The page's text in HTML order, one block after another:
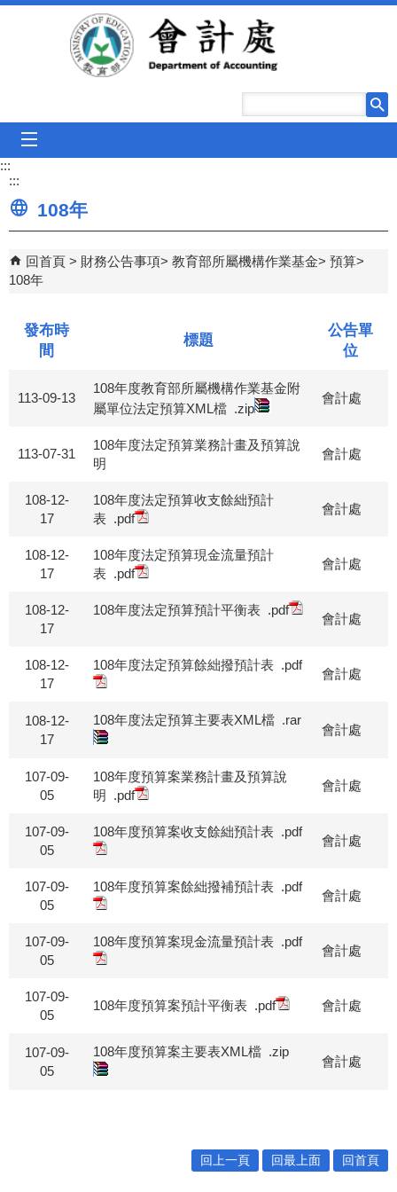
跳到主要內容區塊
:::
:::
108年
回首頁 財務公告事項 教育部所屬機構作業基金
預算
108年
發布時
間
標題
公告單
位
113-09-13
108年度教育部所屬機構作業基金附
屬單位法定預算XML檔 .zip
會計處
113-07-31
108年度法定預算業務計畫及預算說
明
會計處
108-12-
17
108年度法定預算收支餘絀預計
表 .pdf
會計處
108-12-
17
108年度法定預算現金流量預計
表 .pdf
會計處
108-12-
17
108年度法定預算預計平衡表 .pdf
會計處
108-12-
17
108年度法定預算餘絀撥預計表 .pdf
會計處
108-12-
17
108年度法定預算主要表XML檔 .rar
會計處
107-09-
05
108年度預算案業務計畫及預算說
明 .pdf
會計處
107-09-
05
108年度預算案收支餘絀預計表 .pdf
會計處
107-09-
05
108年度預算案餘絀撥補預計表 .pdf
會計處
107-09-
05
108年度預算案現金流量預計表 .pdf
會計處
107-09-
05
108年度預算案預計平衡表 .pdf 會計處
107-09-
05
108年度預算案主要表XML檔 .zip
會計處
回上一頁 回最上面 回首頁